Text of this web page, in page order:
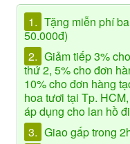
1. Tặng miễn phí
50.000đ)
2. Giảm tiếp 3%
thứ 2, 5% cho đơn
10% cho đơn hàng
hoa tươi tại Tp.
áp dụng cho lan hồ
3. Giao gấp trong